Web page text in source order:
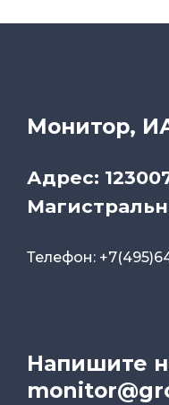
Монитор,
Адрес:
Телефон:
Напишите